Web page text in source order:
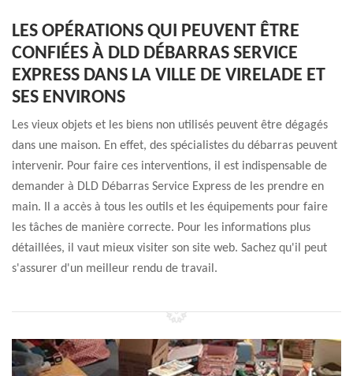
LES OPÉRATIONS QUI PEUVENT ÊTRE
CONFIÉES À DLD DÉBARRAS SERVICE
EXPRESS DANS LA VILLE DE VIRELADE ET
SES ENVIRONS
Les vieux objets et les biens non utilisés peuvent être dégagés
dans une maison. En effet, des spécialistes du débarras peuvent
intervenir. Pour faire ces interventions, il est indispensable de
demander à DLD Débarras Service Express de les prendre en
main. Il a accès à tous les outils et les équipements pour faire
les tâches de manière correcte. Pour les informations plus
détaillées, il vaut mieux visiter son site web. Sachez qu'il peut
s'assurer d'un meilleur rendu de travail.